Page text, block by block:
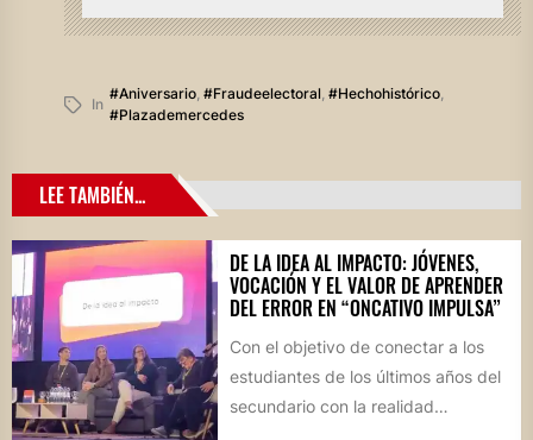
In
#aniversario, #fraudeelectoral, #hechohistórico,
#plazademercedes
LEE TAMBIÉN...
DE LA IDEA AL IMPACTO: JÓVENES,
VOCACIÓN Y EL VALOR DE APRENDER
DEL ERROR EN “ONCATIVO IMPULSA”
Con el objetivo de conectar a los
estudiantes de los últimos años del
secundario con la realidad